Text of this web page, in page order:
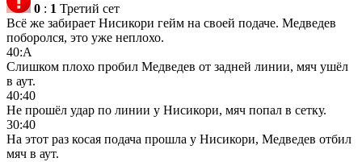
0 : 1 Третий сет
Всё же забирает Нисикори гейм на своей подаче. Медведев
поборолся, это уже неплохо.
40:А
Слишком плохо пробил Медведев от задней линии, мяч ушёл
в аут.
40:40
Не прошёл удар по линии у Нисикори, мяч попал в сетку.
30:40
На этот раз косая подача прошла у Нисикори, Медведев отбил
мяч в аут.